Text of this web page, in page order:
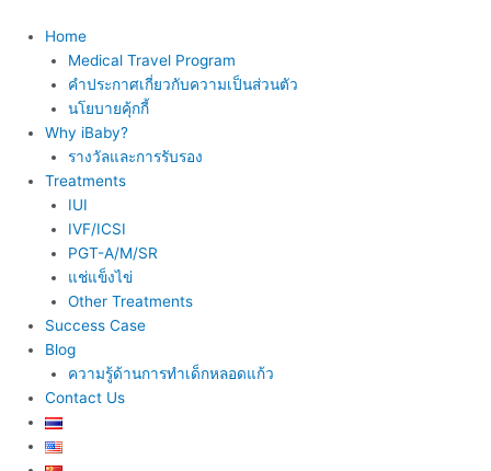
content
Home
Medical Travel Program
คำประกาศเกี่ยวกับความเป็นส่วนตัว
นโยบายคุ้กกี้
Why iBaby?
รางวัลและการรับรอง
Treatments
IUI
IVF/ICSI
PGT-A/M/SR
แช่แข็งไข่
Other Treatments
Success Case
Blog
ความรู้ด้านการทำเด็กหลอดแก้ว
Contact Us